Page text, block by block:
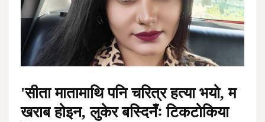
'सीता मातामाथि पनि चरित्र हत्या भयो, म
खराब होइन, लुकेर बस्दिनँः टिकटोकिया